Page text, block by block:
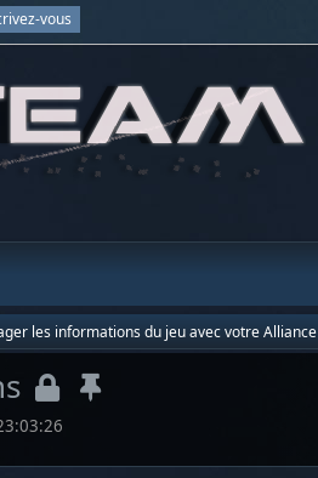
vous
les informations du jeu avec votre Alliance